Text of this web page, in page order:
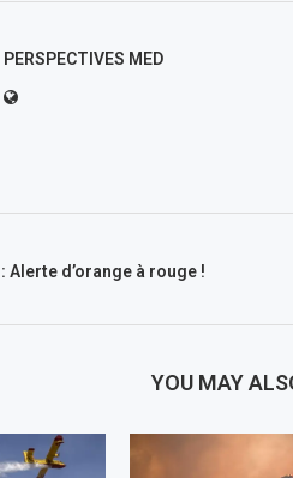
PERSPECTIVES MED
Alerte d’orange à rouge !
YOU MAY